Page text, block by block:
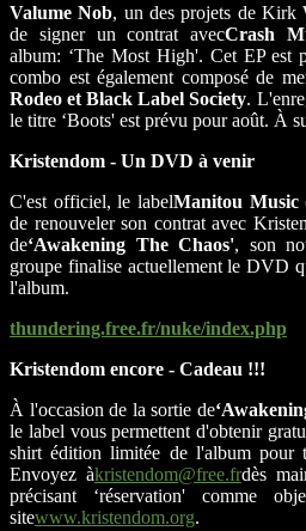
Valume Nob, un des projets de Kirk
de signer un contrat avecCrash
album: ‘The Most High'. Cet EP est
combo est également composé de
Rodeo et Black Label Society.
le titre ‘Boots' est prévu pour août. À
Kristendom - Un DVD à venir
C'est officiel, le labelManitou Music
de renouveler son contrat avec
de‘Awakening The Chaos', son
groupe finalise actuellement le DVD
l'album.
thundering.free.fr/nuke/index.php
Kristendom encore - Cadeau !!!
À l'occasion de la sortie de
le label vous permettent d'obtenir
shirt édition limitée de l'album pour
Envoyez àkristendom@free.frdès
précisant ‘réservation' comme
sitewww.kristendom.org.